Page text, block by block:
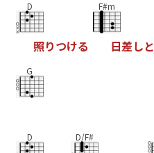
D
照りつける
F#m
日差しと
G
D D/F#